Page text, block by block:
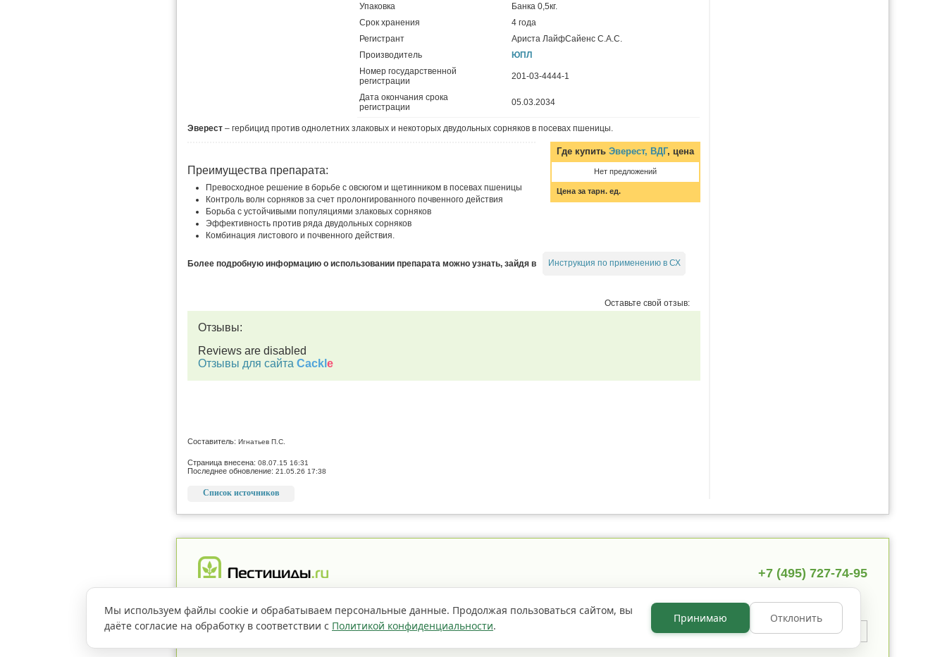
Упаковка
Банка 0,5кг.
Срок хранения
4 года
Регистрант
Ариста ЛайфСайенс С.А.С.
Производитель
ЮПЛ
Номер государственной
регистрации
201-03-4444-1
Дата окончания срока
регистрации
05.03.2034
Эверест – гербицид против однолетних злаковых и некоторых двудольных сорняков в посевах пшеницы.
Где купить Эверест, ВДГ, цена
Нет предложений
Цена за тарн. ед.
Преимущества препарата:
Превосходное решение в борьбе с овсюгом и щетинником в посевах пшеницы
Контроль волн сорняков за счет пролонгированного почвенного действия
Борьба с устойчивыми популяциями злаковых сорняков
Эффективность против ряда двудольных сорняков
Комбинация листового и почвенного действия.
Более подробную информацию о использовании препарата можно узнать, зайдя в Инструкция по применению в СХ
Оставьте свой отзыв:
Отзывы:
Reviews are disabled
Отзывы для сайта Cackl e
Составитель: Игнатьев П.С.
Страница внесена: 08.07.15 16:31
Последнее обновление: 21.05.26 17:38
Список источников
+7 (495) 727-74-95
Если не указано иное, содержимое
страницы сайта доступно по лицензииCC BY NC 3.0.
Мы используем файлы cookie и обрабатываем персональные данные. Продолжая пользоваться сайтом, вы
даёте согласие на обработку в соответствии с Политикой конфиденциальности.
Принимаю Отклонить